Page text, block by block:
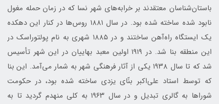
باستان‌شناسان معتقدند بر خرابه‌های شهر نسا که در زمان حمله مغول
نابود شده ساخته شده بود. در سال ۱۸۸۱ روس‌ها در کنار این دهکده
یک ایستگاه راه‌آهن ساختند و در ۱۸۸۵ شهری به نام پولتوراسک در
این منطقه بنا شد. در ۱۹۱۹ اولین معبد بهاییان در این شهر تأسیس
شد که تا سال ۱۹۳۸ یکی از آثار فرهنگی شهر به شمار می‌آمد. این بنا
که توسط استاد علی‌اکبر بنّای یزدی ساخته شده بود، در حکومت
شوراها به گالری تبدیل و در سال ۱۹۶۳ به کلی منهدم گردید تا به